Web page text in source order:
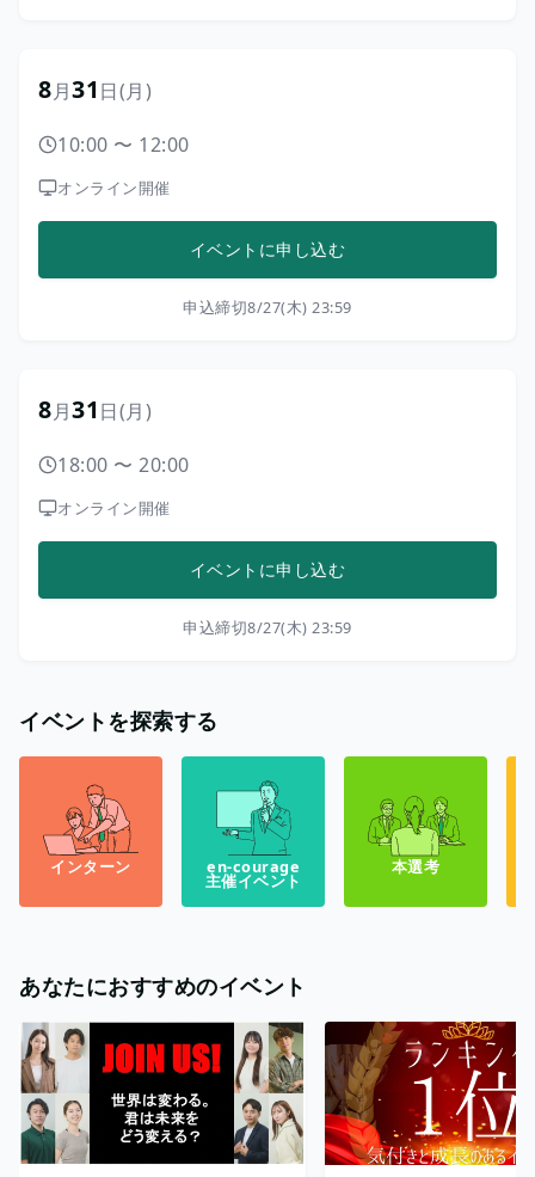
イベントを探索する
インターン en-courage
主催イベント
本選考
あなたにおすすめのイベント
8月31日(月)
10:00 〜 12:00
オンライン開催
イベントに申し込む
申込締切8/27(木) 23:59
8月31日(月)
18:00 〜 20:00
オンライン開催
イベントに申し込む
申込締切8/27(木) 23:59